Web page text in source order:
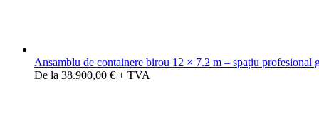
Ansamblu de containere birou 12 × 7.2 m – spațiu profesional
De la 38.900,00 € + TVA